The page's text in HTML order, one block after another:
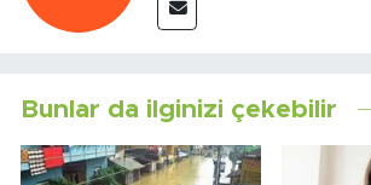
Bunlar da ilginizi çekebilir